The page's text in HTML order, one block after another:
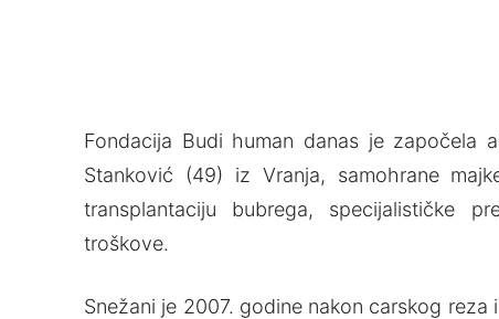
Fondacija Budi human danas je započela
Stanković (49) iz Vranja, samohrane
transplantaciju bubrega, specijalističke
troškove.
Snežani je 2007. godine nakon carskog